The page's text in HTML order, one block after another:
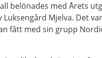
belönades med Årets
Mjelva. Det
fått med sin grupp